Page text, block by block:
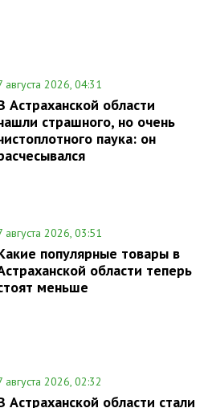
августа 2026, 04:31
Астраханской области
страшного, но очень
паука: он
августа 2026, 03:51
популярные товары в
области теперь
меньше
августа 2026, 02:32
Астраханской области стали